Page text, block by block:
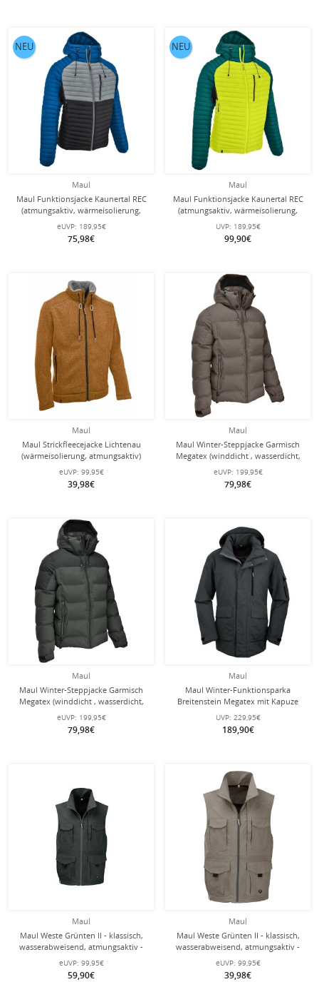
Maul
Maul Funktionsjacke Kaunertal REC
(atmungsaktiv, wärmeisolierung,
wasserabweisend)
blau/grau/schwarz Herren
eUVP: 189,95€
75,98€
NEU
Maul
Maul Funktionsjacke Kaunertal REC
(atmungsaktiv, wärmeisolierung,
wasserabweisend) lime/petrolblau
Herren
UVP: 189,95€
99,90€
NEU
Maul
Maul Strickfleecejacke Lichtenau
(wärmeisolierung, atmungsaktiv)
orange/braun Herren
eUVP: 99,95€
39,98€
Maul
Maul Winter-Steppjacke Garmisch
Megatex (winddicht , wasserdicht,
hohe Wärmeisolierung) braun
Herren
eUVP: 199,95€
79,98€
Maul
Maul Winter-Steppjacke Garmisch
Megatex (winddicht , wasserdicht,
hohe Wärmeisolierung) darkgrün
Herren
eUVP: 199,95€
79,98€
Maul
Maul Winter-Funktionsparka
Breitenstein Megatex mit Kapuze
dunkelgrau Herren
UVP: 229,95€
189,90€
Maul
Maul Weste Grünten II - klassisch,
wasserabweisend, atmungsaktiv -
schwarz Herren - Übergröße -
eUVP: 99,95€
59,90€
Maul
Maul Weste Grünten II - klassisch,
wasserabweisend, atmungsaktiv -
beige Herren - Übergröße -
eUVP: 99,95€
39,98€